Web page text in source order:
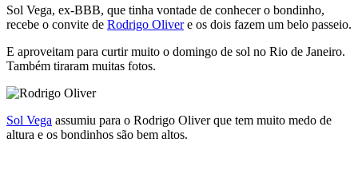
Sol Vega, ex-BBB, que tinha vontade de conhecer o bondinho,
recebe o convite de Rodrigo Olivere os dois fazem um belo passeio.
E aproveitam para curtir muito o domingo de sol no Rio de Janeiro.
Também tiraram muitas fotos.
Sol Vega assumiu para o Rodrigo Oliver que tem muito medo de
altura e os bondinhos são bem altos.